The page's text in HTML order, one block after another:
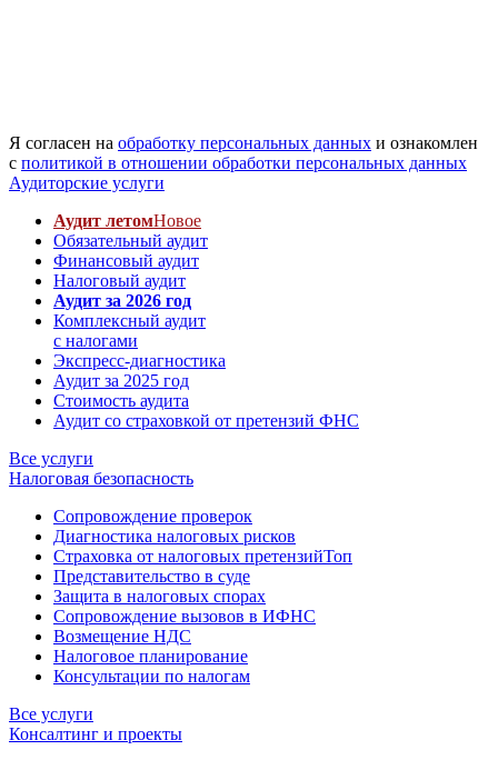
Я согласен на обработку персональных данных и ознакомлен
с политикой в отношении обработки персональных данных
Аудиторские услуги
Аудит летомНовое
Обязательный аудит
Финансовый аудит
Налоговый аудит
Аудит за 2026 год
Комплексный аудит
с налогами
Экспресс-диагностика
Аудит за 2025 год
Стоимость аудита
Аудит со страховкой от претензий ФНС
Все услуги
Налоговая безопасность
Сопровождение проверок
Диагностика налоговых рисков
Страховка от налоговых претензийТоп
Представительство в суде
Защита в налоговых спорах
Сопровождение вызовов в ИФНС
Возмещение НДС
Налоговое планирование
Консультации по налогам
Все услуги
Консалтинг и проекты